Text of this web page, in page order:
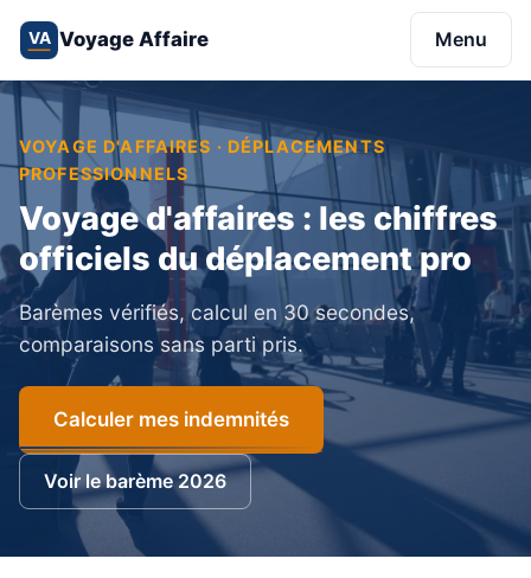
VA Voyage Affaire Menu
VOYAGE D'AFFAIRES · DÉPLACEMENTS
PROFESSIONNELS
Voyage d'affaires : les chiffres
officiels du déplacement pro
Barèmes vérifiés, calcul en 30 secondes,
comparaisons sans parti pris.
Calculer mes indemnités
Voir le barème 2026